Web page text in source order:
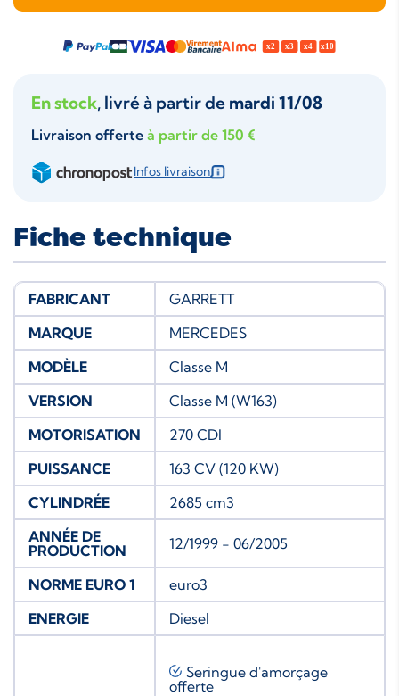
En stock, livré à partir de mardi 11/08
Livraison offerte à partir de 150 €
Infos livraison
Fiche technique
FABRICANT
GARRETT
MARQUE
MERCEDES
MODÈLE
Classe M
VERSION
Classe M (W163)
MOTORISATION
270 CDI
PUISSANCE
163 CV (120 KW)
CYLINDRÉE
2685 cm3
ANNÉE DE
PRODUCTION
12/1999 - 06/2005
NORME EURO 1
euro3
ENERGIE
Diesel
Seringue d'amorçage
offerte